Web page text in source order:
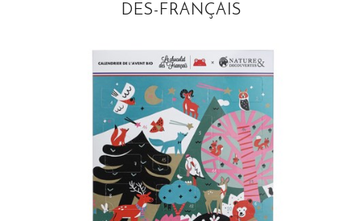
DES-FRANÇAIS